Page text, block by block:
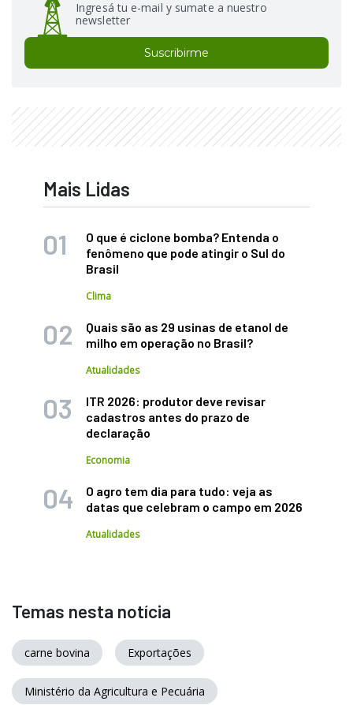
Ingresá tu e-mail y sumate a nuestro
newsletter
Suscribirme
Mais Lidas
O que é ciclone bomba? Entenda o
fenômeno que pode atingir o Sul do
Brasil
Clima
Quais são as 29 usinas de etanol de
milho em operação no Brasil?
Atualidades
ITR 2026: produtor deve revisar
cadastros antes do prazo de
declaração
Economia
O agro tem dia para tudo: veja as
datas que celebram o campo em 2026
Atualidades
Temas nesta notícia
carne bovina Exportações
Ministério da Agricultura e Pecuária